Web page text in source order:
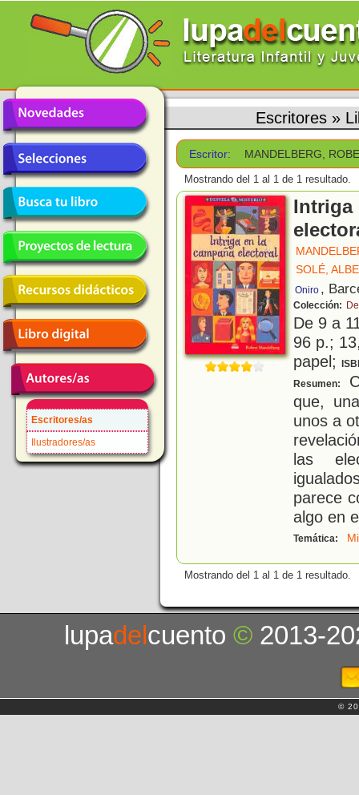
Escritores/as
Ilustradores/as
Escritores »
Escritor: MANDELBERG,
Mostrando del 1 al 1 de 1 resultado.
SOLÉ,
Oniro ,
Colección:
De 9 a
96 p.;
papel;
Resumen:
que,
unos a
las
parece
algo en
Temática:
Mostrando del 1 al 1 de 1 resultado.
lupadelcuento© 2013-
©